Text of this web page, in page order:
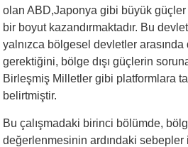
olan ABD,Japonya gibi büyük güçler
bir boyut kazandırmaktadır. Bu
yalnızca bölgesel devletler
gerektiğini, bölge dışı güçlerin
Birleşmiş Milletler gibi platformlara
belirtmiştir.
Bu çalışmadaki birinci bölümde,
değerlenmesinin ardındaki